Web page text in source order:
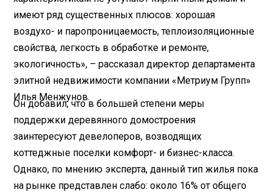
имеют ряд существенных плюсов: хорошая
воздухо- и паропроницаемость, теплоизоляционные
свойства, легкость в обработке и ремонте,
экологичность», – рассказал директор департамента
элитной недвижимости компании «Метриум Групп»
Илья Менжунов.
Он добавил, что в большей степени меры
поддержки деревянного домостроения
заинтересуют девелоперов, возводящих
коттеджные поселки комфорт- и бизнес-класса.
Однако, по мнению эксперта, данный тип жилья пока
на рынке представлен слабо: около 16% от общего